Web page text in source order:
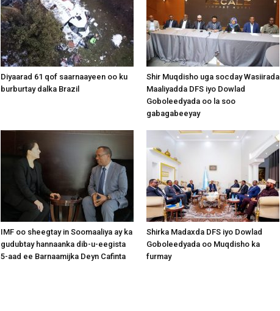
ah,
Somalia
News,
Diyaarad 61 qof saarnaayeen oo ku
burburtay dalka Brazil
Shir Muqdisho uga socday Wasiirada
Maaliyadda DFS iyo Dowlad
Goboleedyada oo la soo
gabagabeeyay
IMF oo sheegtay in Soomaaliya ay ka
gudubtay hannaanka dib-u-eegista
5-aad ee Barnaamijka Deyn Cafinta
Shirka Madaxda DFS iyo Dowlad
Goboleedyada oo Muqdisho ka
furmay